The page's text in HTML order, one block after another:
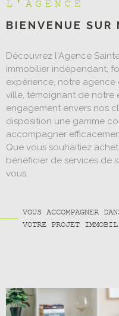
L'AGENCE
BIENVENUE SUR
Découvrez l'Agence
immobilier indépendant,
expérience, notre agence
ville, témoignant de notre
engagement envers nos
disposition une gamme
accompagner
Que vous souhaitiez
bénéficier de services de
vous.
VOUS ACCOMPAGNER
VOTRE PROJET